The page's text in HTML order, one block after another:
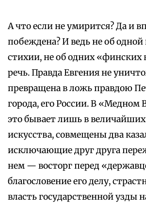
А что если не умирится? Да и
побеждена? И ведь не об
стихии, не об одних «финских
речь. Правда Евгения не
превращена в ложь правдою
города, его России. В «Медном
это бывает лишь в
искусства, совмещены два
исключающие друг друга
нем — восторг перед
благословение его делу,
власть государственной узды